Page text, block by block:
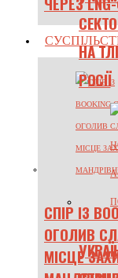
СПІР ІЗ
ОГОЛИВ
МІСЦЕ
НА
РОСІЇ